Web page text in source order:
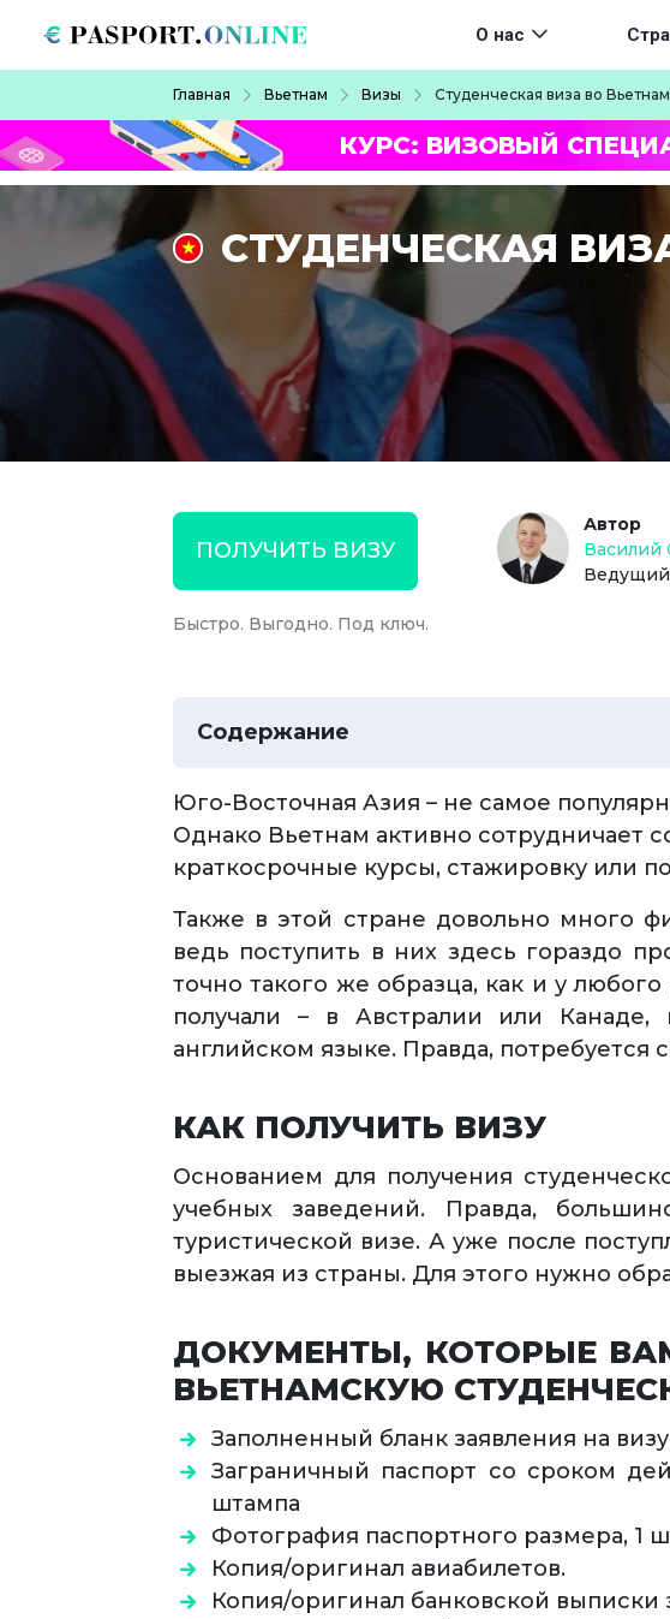
Main navigation
О нас
Главная Вьетнам Визы Студенческая виза во Вьетнам
КУРС: ВИЗОВЫЙ
СТУДЕНЧЕСКАЯ
ПОЛУЧИТЬ ВИЗУ
Быстро. Выгодно. Под ключ.
Автор
Василий
Ведущий
Содержание
Юго-Восточная Азия – не самое
Однако Вьетнам активно сотрудничает
краткосрочные курсы, стажировку или
Также в этой стране довольно много
ведь поступить в них здесь гораздо
точно такого же образца, как и у
получали – в Австралии или
английском языке. Правда, потребуется
КАК ПОЛУЧИТЬ ВИЗУ
Основанием для получения
учебных заведений. Правда,
туристической визе. А уже после
выезжая из страны. Для этого нужно
ДОКУМЕНТЫ, КОТОРЫЕ
ВЬЕТНАМСКУЮ
Заполненный бланк заявления на
Заграничный паспорт со сроком
штампа
Фотография паспортного размера, 1
Копия/оригинал авиабилетов.
Копия/оригинал банковской выписки